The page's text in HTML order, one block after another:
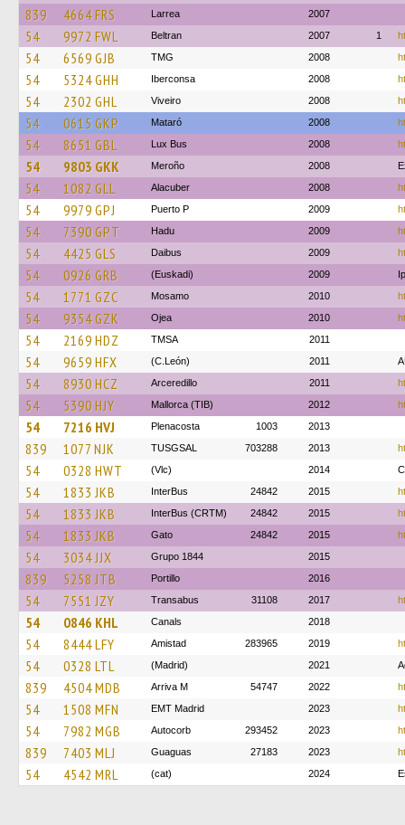
839
4664 FRS Larrea 2007
54 9972 FWL Beltran 2007 1
54 6569 GJB TMG 2008
54 5324 GHH Iberconsa 2008
54 2302 GHL Viveiro 2008
54 0615 GKP Mataró 2008
54 8651 GBL Lux Bus 2008
54 9803 GKK Meroño 2008
54 1082 GLL Alacuber 2008
54 9979 GPJ Puerto P 2009
54 7390 GPT Hadu 2009
54 4425 GLS Daibus 2009
54 0926 GRB (Euskadi) 2009
54 1771 GZC Mosamo 2010
54 9354 GZK Ojea 2010
54 2169 HDZ TMSA 2011
54 9659 HFX (C.León) 2011
54 8930 HCZ Arceredillo 2011
54 5390 HJY Mallorca (TIB) 2012
54 7216 HVJ Plenacosta 1003 2013
839 1077 NJK TUSGSAL 703288 2013
54 0328 HWT (Vlc) 2014
54 1833 JKB InterBus 24842 2015
54 1833 JKB InterBus (CRTM) 24842 2015
54 1833 JKB Gato 24842 2015
54 3034 JJX Grupo 1844 2015
839 5258 JTB Portillo 2016
54 7551 JZY Transabus 31108 2017
54 0846 KHL Canals 2018
54 8444 LFY Amistad 283965 2019
54 0328 LTL (Madrid) 2021
839 4504 MDB Arriva M 54747 2022
54 1508 MFN EMT Madrid 2023
54 7982 MGB Autocorb 293452 2023
839 7403 MLJ Guaguas 27183 2023
54 4542 MRL (cat) 2024